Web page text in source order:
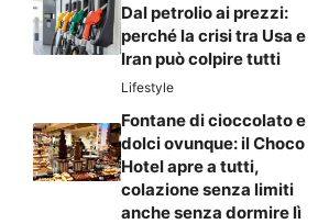
Dal petrolio ai prezzi:
perché la crisi tra Usa e
Iran può colpire tutti
Lifestyle
Fontane di cioccolato e
dolci ovunque: il Choco
Hotel apre a tutti,
colazione senza limiti
anche senza dormire lì